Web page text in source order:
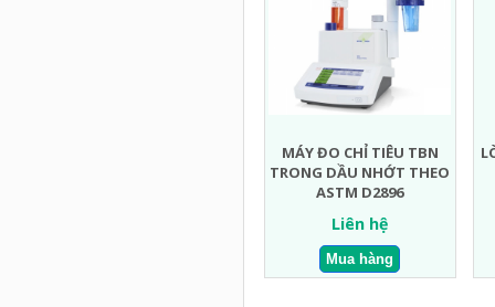
MÁY ĐO CHỈ TIÊU TBN
TRONG DẦU NHỚT THEO
ASTM D2896
Liên hệ